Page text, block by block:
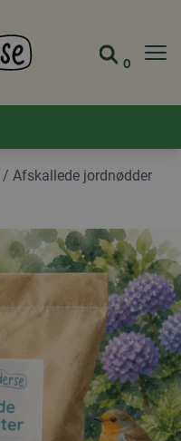
Gå til
Se
0
/ Afskallede jordnødder